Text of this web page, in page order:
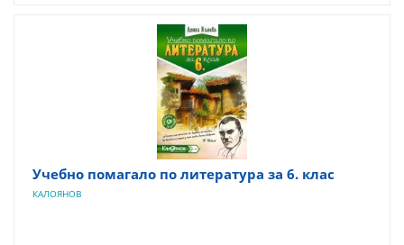
Учебно помагало по литература за 6. клас
КАЛОЯНОВ